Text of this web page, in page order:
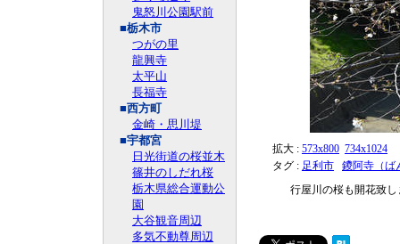
鬼怒川公園駅前
■栃木市
つがの里
龍興寺
太平山
長福寺
■西方町
金崎・思川堤
■宇都宮
日光街道の桜並木
篠井のしだれ桜
栃木県総合運動公
園
大谷観音周辺
多気不動尊周辺
拡大 : 573x800 734x1024
タグ : 足利市
鑁阿寺（ば
行屋川の桜も開花致し